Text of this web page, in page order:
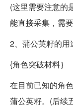
(这里需要注意的
能直接采集，需
2、蒲公英籽的用
{角色突破材料｝
在目前已知的角
蒲公英籽。(后续